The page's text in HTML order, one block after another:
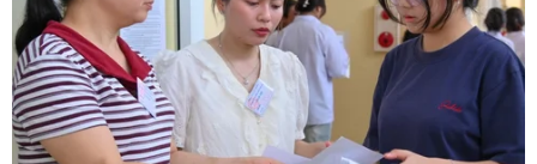
HIV/AIDS bùng phát trở lại
29/07/2026 05:17
Johnson & Johnson chi 5,5 tỷ USD